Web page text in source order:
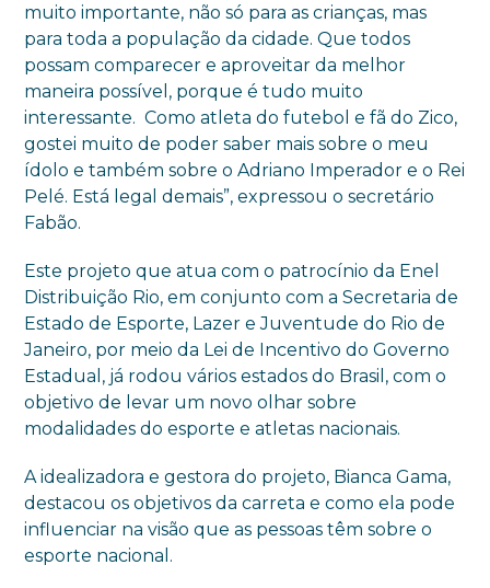
muito importante, não só para as crianças, mas
para toda a população da cidade. Que todos
possam comparecer e aproveitar da melhor
maneira possível, porque é tudo muito
interessante. Como atleta do futebol e fã do Zico,
gostei muito de poder saber mais sobre o meu
ídolo e também sobre o Adriano Imperador e o Rei
Pelé. Está legal demais”, expressou o secretário
Fabão.
Este projeto que atua com o patrocínio da Enel
Distribuição Rio, em conjunto com a Secretaria de
Estado de Esporte, Lazer e Juventude do Rio de
Janeiro, por meio da Lei de Incentivo do Governo
Estadual, já rodou vários estados do Brasil, com o
objetivo de levar um novo olhar sobre
modalidades do esporte e atletas nacionais.
A idealizadora e gestora do projeto, Bianca Gama,
destacou os objetivos da carreta e como ela pode
influenciar na visão que as pessoas têm sobre o
esporte nacional.